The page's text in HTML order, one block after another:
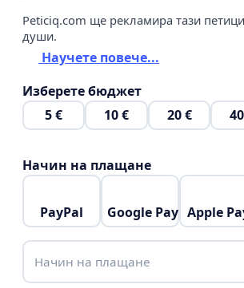
Peticiq.com ще рекламира тази
души.
Научете повече...
Изберете бюджет
5 €
10 € 20 €
Начин на плащане
PayPal Google Pay Apple
Начин на плащане